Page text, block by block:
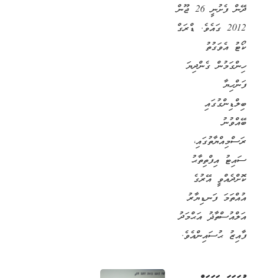
ދޭން ފެށުނީ 26 ޖޫން
2012 ގައެވެ. ޑްރަގް
ކޯޓު އެވަގުތު
ހިންގަމުން ގެންދިޔަ
ފަންހިޔާ
ބިލްޑިންގުގައި
ބޭއްވުނު
ރަސްމިއްޔާތުގައި،
ސައިޓު އިފްތިތާޙު
ކޮށްދެއްވީ އޭރުގެ
އުއްތަމަ ފަނޑިޔާރު
އަލްއުސްތާޛު އަޙްމަދު
ފާއިޒު ޙުސައިންއެވެ.